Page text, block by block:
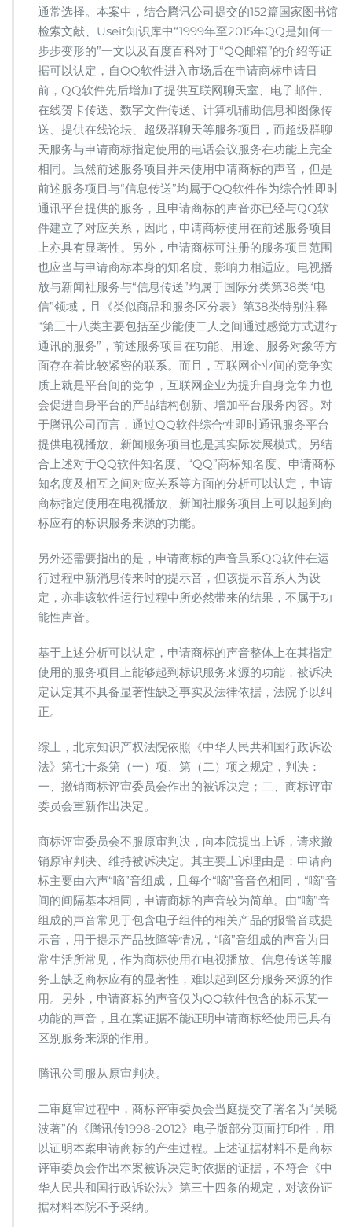
通常选择。本案中，结合腾讯公司提交的152篇国家图书馆
检索文献、Useit知识库中“1999年至2015年QQ是如何一
步步变形的”一文以及百度百科对于“QQ邮箱”的介绍等证
据可以认定，自QQ软件进入市场后在申请商标申请日
前，QQ软件先后增加了提供互联网聊天室、电子邮件、
在线贺卡传送、数字文件传送、计算机辅助信息和图像传
送、提供在线论坛、超级群聊天等服务项目，而超级群聊
天服务与申请商标指定使用的电话会议服务在功能上完全
相同。虽然前述服务项目并未使用申请商标的声音，但是
前述服务项目与“信息传送”均属于QQ软件作为综合性即时
通讯平台提供的服务，且申请商标的声音亦已经与QQ软
件建立了对应关系，因此，申请商标使用在前述服务项目
上亦具有显著性。另外，申请商标可注册的服务项目范围
也应当与申请商标本身的知名度、影响力相适应。电视播
放与新闻社服务与“信息传送”均属于国际分类第38类“电
信”领域，且《类似商品和服务区分表》第38类特别注释
“第三十八类主要包括至少能使二人之间通过感觉方式进行
通讯的服务”，前述服务项目在功能、用途、服务对象等方
面存在着比较紧密的联系。而且，互联网企业间的竞争实
质上就是平台间的竞争，互联网企业为提升自身竞争力也
会促进自身平台的产品结构创新、增加平台服务内容。对
于腾讯公司而言，通过QQ软件综合性即时通讯服务平台
提供电视播放、新闻服务项目也是其实际发展模式。另结
合上述对于QQ软件知名度、“QQ”商标知名度、申请商标
知名度及相互之间对应关系等方面的分析可以认定，申请
商标指定使用在电视播放、新闻社服务项目上可以起到商
标应有的标识服务来源的功能。
另外还需要指出的是，申请商标的声音虽系QQ软件在运
行过程中新消息传来时的提示音，但该提示音系人为设
定，亦非该软件运行过程中所必然带来的结果，不属于功
能性声音。
基于上述分析可以认定，申请商标的声音整体上在其指定
使用的服务项目上能够起到标识服务来源的功能，被诉决
定认定其不具备显著性缺乏事实及法律依据，法院予以纠
正。
综上，北京知识产权法院依照《中华人民共和国行政诉讼
法》第七十条第（一）项、第（二）项之规定，判决：
一、撤销商标评审委员会作出的被诉决定；二、商标评审
委员会重新作出决定。
商标评审委员会不服原审判决，向本院提出上诉，请求撤
销原审判决、维持被诉决定。其主要上诉理由是：申请商
标主要由六声“嘀”音组成，且每个“嘀”音音色相同，“嘀”音
间的间隔基本相同，申请商标的声音较为简单。由“嘀”音
组成的声音常见于包含电子组件的相关产品的报警音或提
示音，用于提示产品故障等情况，“嘀”音组成的声音为日
常生活所常见，作为商标使用在电视播放、信息传送等服
务上缺乏商标应有的显著性，难以起到区分服务来源的作
用。另外，申请商标的声音仅为QQ软件包含的标示某一
功能的声音，且在案证据不能证明申请商标经使用已具有
区别服务来源的作用。
腾讯公司服从原审判决。
二审庭审过程中，商标评审委员会当庭提交了署名为“吴晓
波著”的《腾讯传1998-2012》电子版部分页面打印件，用
以证明本案申请商标的产生过程。上述证据材料不是商标
评审委员会作出本案被诉决定时依据的证据，不符合《中
华人民共和国行政诉讼法》第三十四条的规定，对该份证
据材料本院不予采纳。